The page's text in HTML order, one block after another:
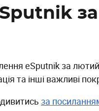
eSputnik за
та інші важливі
за